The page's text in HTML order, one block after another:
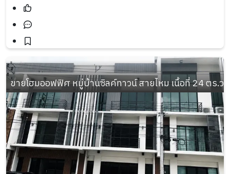
ขายโฮมออฟฟิศ หมู่บ้านซิลค์ทาวน์ สายไหม เนื้อที่ 24 ตร.ว.